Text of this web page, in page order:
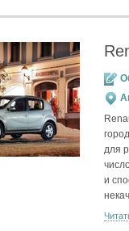
для
и